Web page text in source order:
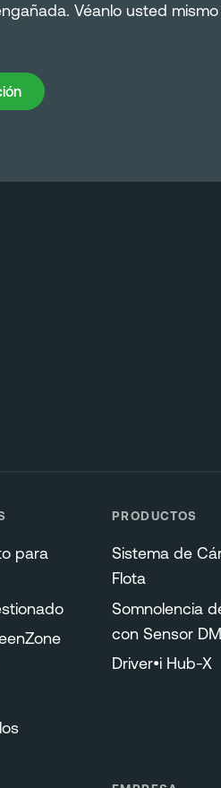
Véanlo usted
para
PRODUCTOS
Sistema de
Flota
Somnolencia
con Sensor
Driver•i Hub-X